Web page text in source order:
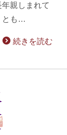
親しまれて
とも…
続きを読む